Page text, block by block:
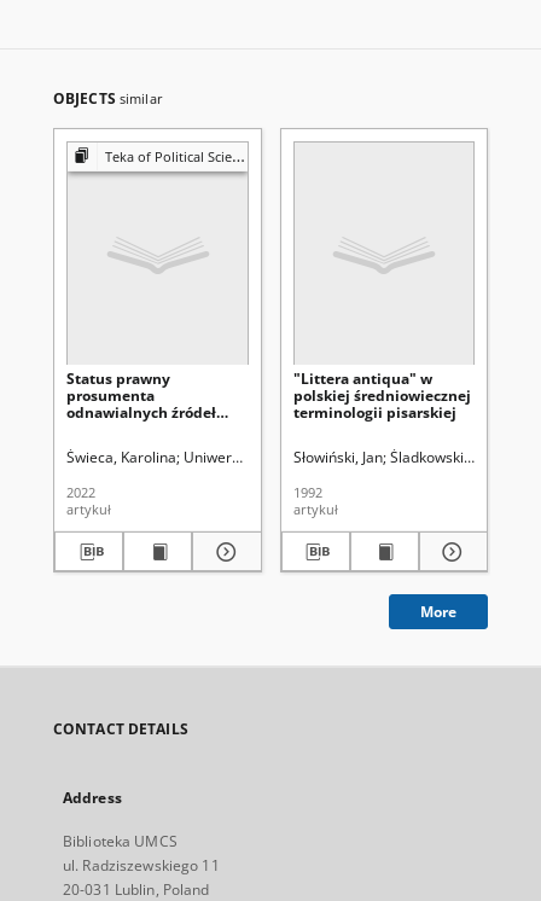
OBJECTS similar
Teka of Political Science and International Relations
Status prawny
prosumenta
odnawialnych źródeł
aspektach prawa
krajowego oraz prawa
Europejskiej na
przykładze Dyrektywy
Parlamentu Unii
Europejskiej i Rady (UE)
2018/2001 z dnia 11
Świeca, Karolina Uniwersytet Marii Curie-Skłodowskiej (Lublin).
2022
artykuł
"Littera antiqua" w
polskiej średniowiecznej
terminologii pisarskiej
Słowiński, Jan Śladkowski, Wiesław
1992
artykuł
More
CONTACT DETAILS
Address
Biblioteka UMCS
ul. Radziszewskiego 11
20-031 Lublin, Poland